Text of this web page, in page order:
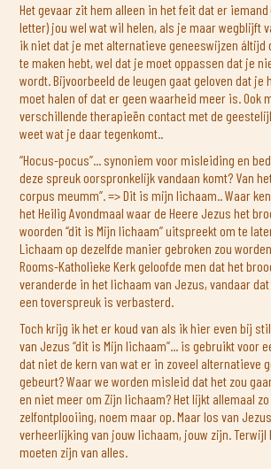
Het gevaar zit hem alleen in het feit dat er
letter) jou wel wat wil helen, als je maar wegblijft
ik niet dat je met alternatieve geneeswijzen áltijd
te maken hebt, wel dat je moet oppassen dat je
wordt. Bijvoorbeeld de leugen gaat geloven dat je
moet halen of dat er geen waarheid meer is. Ook
verschillende therapieën contact met de
weet wat je daar tegenkomt..
“Hocus-pocus”... synoniem voor misleiding en
deze spreuk oorspronkelijk vandaan komt? Van
corpus meumm”. => Dit is mijn lichaam.. Waar
het Heilig Avondmaal waar de Heere Jezus het
woorden “dit is Mijn lichaam” uitspreekt om te
Lichaam op dezelfde manier gebroken zou
Rooms-Katholieke Kerk geloofde men dat het
veranderde in het lichaam van Jezus, vandaar
een toverspreuk is verbasterd.
Toch krijg ik het er koud van als ik hier even bij
van Jezus “dit is Mijn lichaam”... is gebruikt voor
dat niet de kern van wat er in zoveel alternatieve
gebeurt? Waar we worden misleid dat het zou
en niet meer om Zijn lichaam? Het lijkt allemaal
zelfontplooiing, noem maar op. Maar los van
verheerlijking van jouw lichaam, jouw zijn. Terwijl
moeten zijn van alles.